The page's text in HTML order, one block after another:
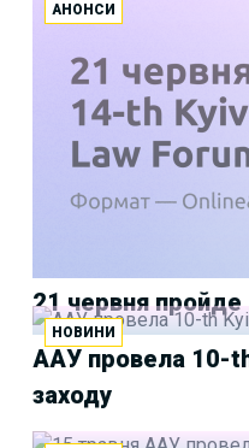
АНОНСИ
21 червня
НОВИНИ
ААУ провела 10-
заходу